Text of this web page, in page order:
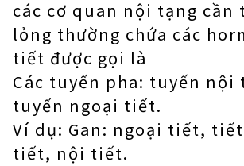
các cơ quan nội tạng cần
lỏng thường chứa các
tiết được gọi là
Các tuyến pha: tuyến nội
tuyến ngoại tiết.
Ví dụ: Gan: ngoại tiết,
tiết, nội tiết.